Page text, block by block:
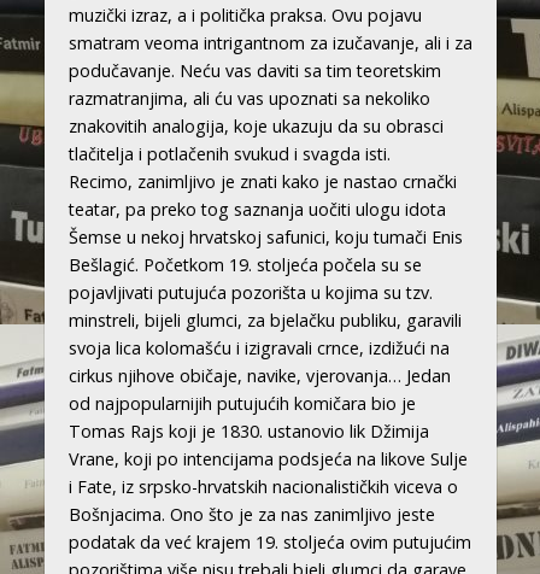
muzički izraz, a i politička praksa. Ovu pojavu
smatram veoma intrigantnom za izučavanje, ali i za
podučavanje. Neću vas daviti sa tim teoretskim
razmatranjima, ali ću vas upoznati sa nekoliko
znakovitih analogija, koje ukazuju da su obrasci
tlačitelja i potlačenih svukud i svagda isti.
Recimo, zanimljivo je znati kako je nastao crnački
teatar, pa preko tog saznanja uočiti ulogu idota
Šemse u nekoj hrvatskoj safunici, koju tumači Enis
Bešlagić. Početkom 19. stoljeća počela su se
pojavljivati putujuća pozorišta u kojima su tzv.
minstreli, bijeli glumci, za bjelačku publiku, garavili
svoja lica kolomašću i izigravali crnce, izdižući na
cirkus njihove običaje, navike, vjerovanja… Jedan
od najpopularnijih putujućih komičara bio je
Tomas Rajs koji je 1830. ustanovio lik Džimija
Vrane, koji po intencijama podsjeća na likove Sulje
i Fate, iz srpsko-hrvatskih nacionalističkih viceva o
Bošnjacima. Ono što je za nas zanimljivo jeste
podatak da već krajem 19. stoljeća ovim putujućim
pozorištima više nisu trebali bjeli glumci da garave